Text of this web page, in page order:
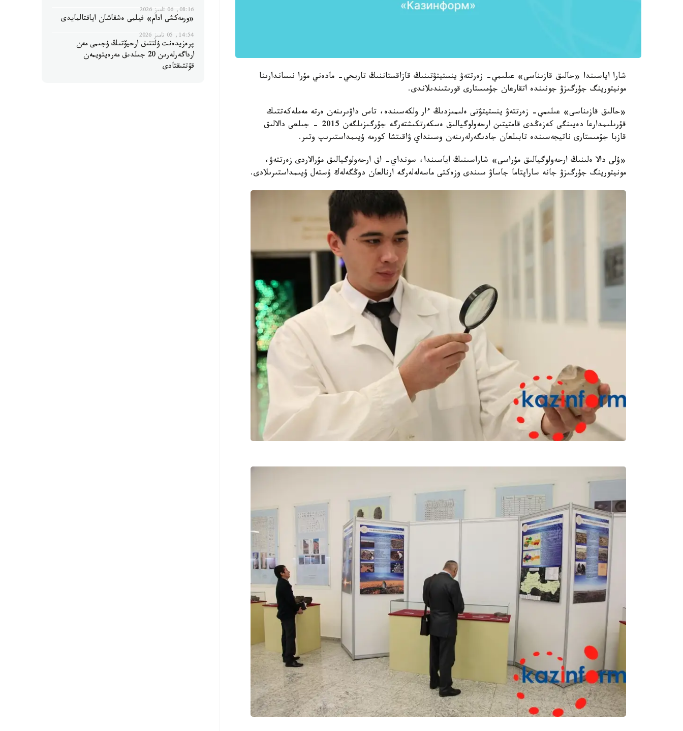
شارا اياسىندا «حالىق قازىناسى» عىلىمي- زەرتتەۋ ينستيتۋتىنىڭ قازاقستاننىڭ تاريحي- مادەني مۇرا نىساندارىنا
مونيتورينگ جۇرگىزۋ جونىندە اتقارعان جۇمىستارى قورىتىندىلاندى.
«حالىق قازىناسى» عىلىمي- زەرتتەۋ ينستيتۋتى ەلىمىزدىڭ ءار ولكەسىندە، تاس داۋىرىنەن ەرتە مەملەكەتتىك
قۇرىلىمدارعا دەيىنگى كەزەڭدى قامتيتىن ارحەولوگيالىق ەسكەرتكىشتەرگە جۇرگىزىلگەن 2015 - جىلعى دالالىق
قازبا جۇمىستارى ناتيجەسىندە تابىلعان جادىگەرلەرىنەن وسىنداي ۋاقىتشا كورمە ۇيىمداستىرىپ وتىر.
«ۇلى دالا ەلىنىڭ ارحەولوگيالىق مۇراسى» شاراسىنىڭ اياسىندا، سونداي- اق ارحەولوگيالىق مۇرالاردى زەرتتەۋ،
مونيتورينگ جۇرگىزۋ جانە ساراپتاما جاساۋ سىندى وزەكتى ماسەلەلەرگە ارنالعان دوڭگەلەك ۇستەل ۇيىمداستىرىلادى.
08:16, 06 تامىز 2026
«ورمەكشى ادام» فيلمى ەشقاشان اياقتالمايدى
14:54, 05 تامىز 2026
پرەزيدەنت ۇلتتىق ارحيۆتىڭ ۇجىمى مەن
ارداگەرلەرىن 20 جىلدىق مەرەيتويمەن
قۇتتىقتادى